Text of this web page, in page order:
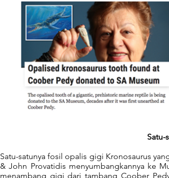
Satu-
Satu-satunya fosil opalis gigi Kronosaurus
& John Provatidis menyumbangkannya ke
menambang gigi dari tambang Coober